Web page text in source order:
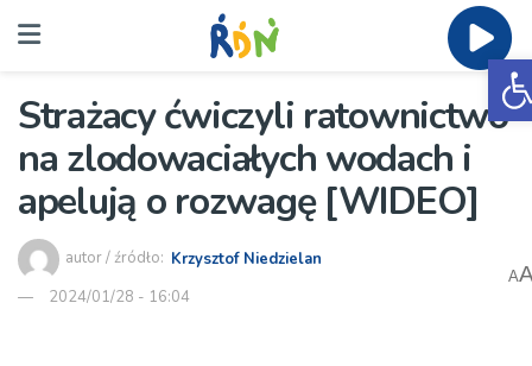
Strażacy ćwiczyli ratownictwo
na zlodowaciałych wodach i
apelują o rozwagę [WIDEO]
autor / źródło: Krzysztof Niedzielan
2024/01/28 - 16:04
A